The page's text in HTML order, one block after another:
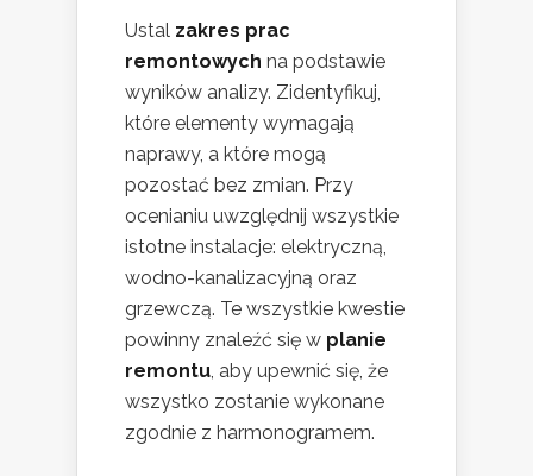
Ustal zakres prac
remontowych na podstawie
wyników analizy. Zidentyfikuj,
które elementy wymagają
naprawy, a które mogą
pozostać bez zmian. Przy
ocenianiu uwzględnij wszystkie
istotne instalacje: elektryczną,
wodno-kanalizacyjną oraz
grzewczą. Te wszystkie kwestie
powinny znaleźć się w planie
remontu , aby upewnić się, że
wszystko zostanie wykonane
zgodnie z harmonogramem.